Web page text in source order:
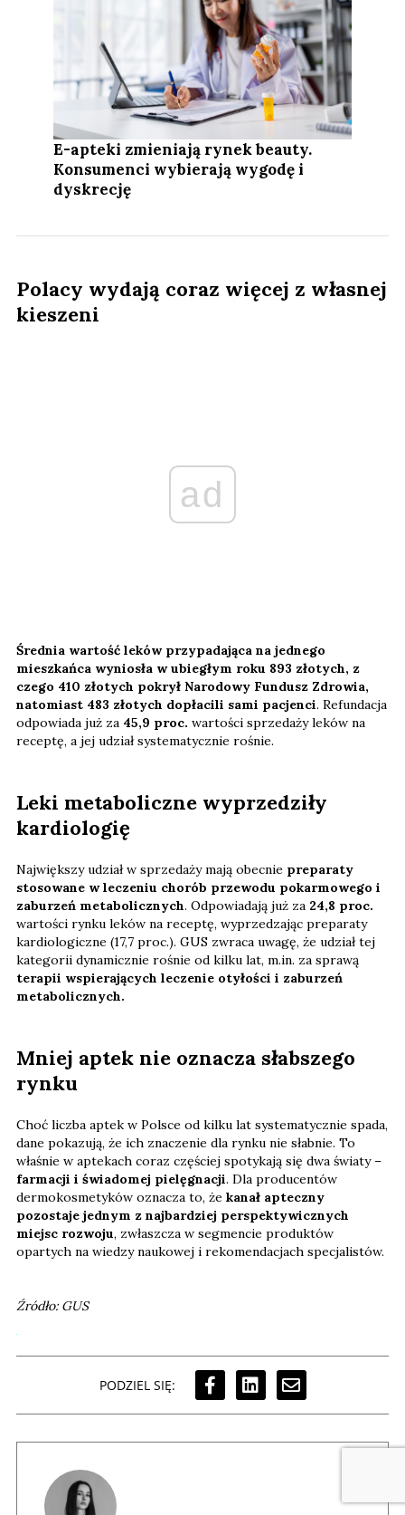
E-apteki zmieniają rynek beauty.
Konsumenci wybierają wygodę i
dyskrecję
Polacy wydają coraz więcej z własnej
kieszeni
ad
Średnia wartość leków przypadająca na jednego
mieszkańca wyniosła w ubiegłym roku 893 złotych, z
czego 410 złotych pokrył Narodowy Fundusz Zdrowia,
natomiast 483 złotych dopłacili sami pacjenci. Refundacja
odpowiada już za 45,9 proc. wartości sprzedaży leków na
receptę, a jej udział systematycznie rośnie.
Leki metaboliczne wyprzedziły
kardiologię
Największy udział w sprzedaży mają obecnie preparaty
stosowane w leczeniu chorób przewodu pokarmowego i
zaburzeń metabolicznych. Odpowiadają już za 24,8 proc.
wartości rynku leków na receptę, wyprzedzając preparaty
kardiologiczne (17,7 proc.). GUS zwraca uwagę, że udział tej
kategorii dynamicznie rośnie od kilku lat, m.in. za sprawą
terapii wspierających leczenie otyłości i zaburzeń
metabolicznych.
Mniej aptek nie oznacza słabszego
rynku
Choć liczba aptek w Polsce od kilku lat systematycznie spada,
dane pokazują, że ich znaczenie dla rynku nie słabnie. To
właśnie w aptekach coraz częściej spotykają się dwa światy –
farmacji i świadomej pielęgnacji. Dla producentów
dermokosmetyków oznacza to, że kanał apteczny
pozostaje jednym z najbardziej perspektywicznych
miejsc rozwoju, zwłaszcza w segmencie produktów
opartych na wiedzy naukowej i rekomendacjach specjalistów.
Źródło: GUS
PODZIEL SIĘ: